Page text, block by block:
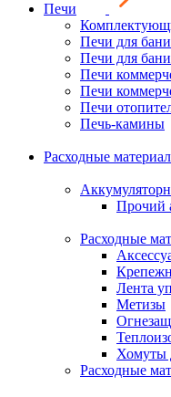
Печи
Печи для бани
Печи для
Печи
Печи
Печи
Печь-камины
Расходные
Прочий
Расходные
Лента
Метизы
Хомуты
Расходные